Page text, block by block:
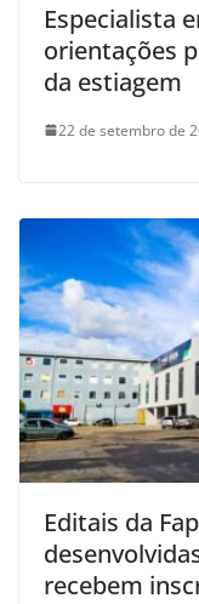
Especialista
orientações
da estiagem
22 de setembro de
Editais da
recebem